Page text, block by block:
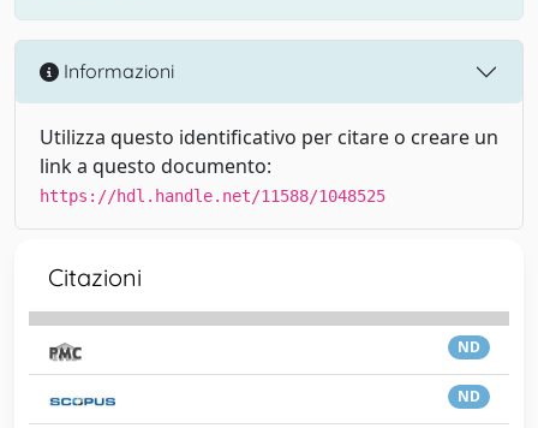
Informazioni
Utilizza questo identificativo per citare o creare un
link a questo documento:
https://hdl.handle.net/11588/1048525
Citazioni
ND
ND